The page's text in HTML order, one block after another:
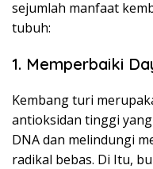
sejumlah manfaat
tubuh:
1. Memperbaiki
Kembang turi
antioksidan tinggi
DNA dan melindungi
radikal bebas. Di Itu,